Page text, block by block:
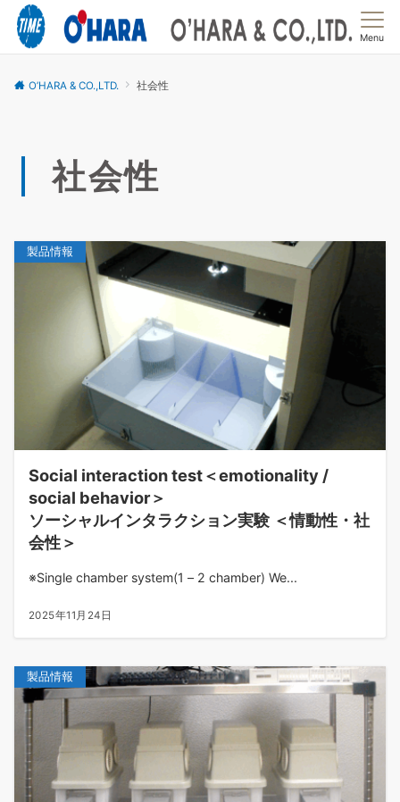
Menu
O’HARA & CO.,LTD. 社会性
社会性
製品情報
Social interaction test＜emotionality /
social behavior＞
ソーシャルインタラクション実験 ＜情動性・社
会性＞
※Single chamber system(1 – 2 chamber) We...
2025年11月24日
製品情報